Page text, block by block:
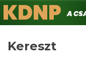
Ugrás
a
Keresés
KDNPA családokért.
Kereszt